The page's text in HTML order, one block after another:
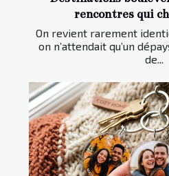
rencontres qui
On revient rarement
on n’attendait qu’un
de...